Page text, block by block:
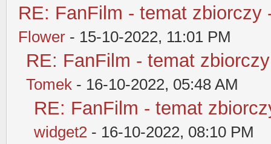
RE: FanFilm - temat zbiorczy
Flower - 15-10-2022, 11:01 PM
RE: FanFilm - temat
Tomek - 16-10-2022, 05:48 AM
RE: FanFilm - temat
widget2 - 16-10-2022, 08:10 PM